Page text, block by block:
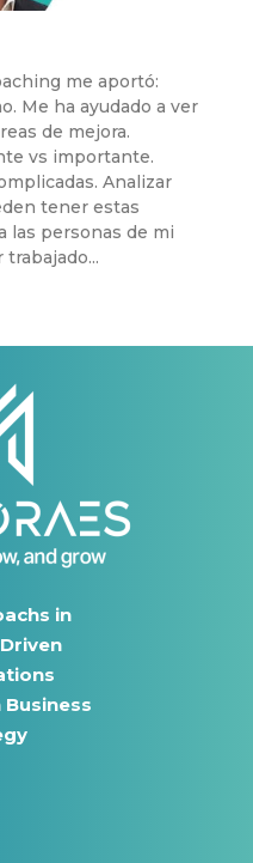
me aportó:
Me ha ayudado a ver
de mejora.
vs importante.
Analizar
tener estas
las personas de mi
trabajado
in